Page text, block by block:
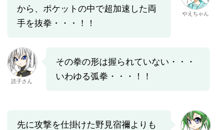
から、ポケットの中で超加速した両
手を抜拳・・・！！
やえちゃん
読子さん
その拳の形は握られていない・・・
いわゆる弧拳・・・！！
先に攻撃を仕掛けた野見宿禰よりも